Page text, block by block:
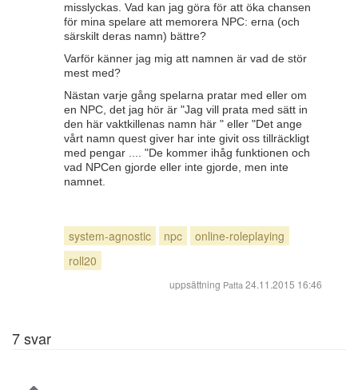
misslyckas. Vad kan jag göra för att öka chansen
för mina spelare att memorera NPC: erna (och
särskilt deras namn) bättre?
Varför känner jag mig att namnen är vad de stör
mest med?
Nästan varje gång spelarna pratar med eller om
en NPC, det jag hör är "Jag vill prata med sätt in
den här vaktkillenas namn här " eller "Det ange
vårt namn quest giver har inte givit oss tillräckligt
med pengar .... "De kommer ihåg funktionen och
vad NPCen gjorde eller inte gjorde, men inte
namnet.
system-agnostic npc
online-roleplaying
roll20
uppsättning Patta24.11.2015 16:46
7svar